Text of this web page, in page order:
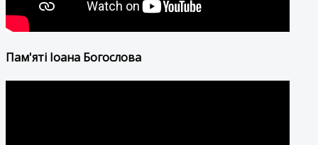
Пам'яті Іоана Богослова